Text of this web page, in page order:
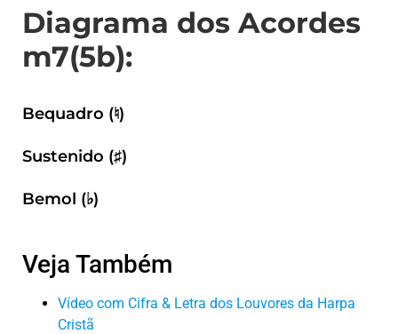
Diagrama dos Acordes
m7(5b):
Bequadro (♮)
Sustenido (♯)
Bemol (♭)
Veja Também
Vídeo com Cifra & Letra dos Louvores da Harpa
Cristã